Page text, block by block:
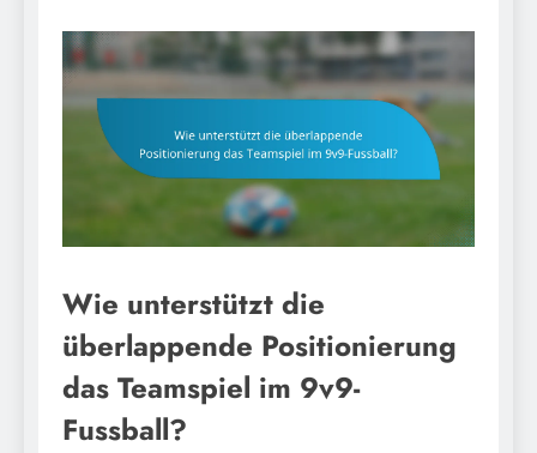
Wie unterstützt die
überlappende Positionierung
das Teamspiel im 9v9-
Fussball?